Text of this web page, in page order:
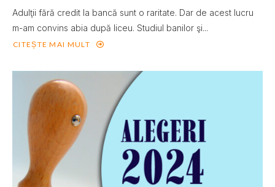
Adulţii fără credit la bancă sunt o raritate. Dar de acest lucru
m-am convins abia după liceu. Studiul banilor şi...
CITEȘTE MAI MULT